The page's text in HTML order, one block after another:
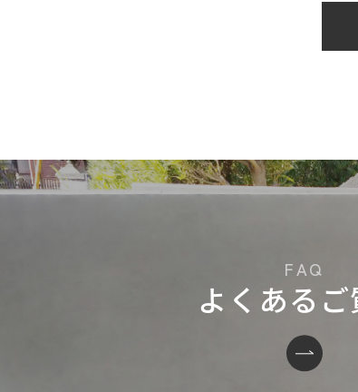
よくあるご